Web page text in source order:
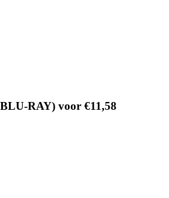
RAY) voor €11,58